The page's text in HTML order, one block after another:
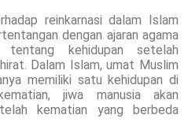
reinkarnasi dalam Islam
dengan ajaran agama
tentang kehidupan setelah
Dalam Islam, umat Muslim
memiliki satu kehidupan di
jiwa manusia akan
kematian yang berbeda